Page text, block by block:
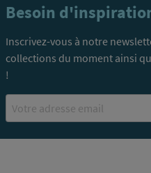
Besoin
Inscrivez-vous à notre
collections du moment ainsi
!
Email